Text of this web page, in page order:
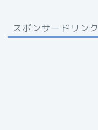
スポンサードリンク